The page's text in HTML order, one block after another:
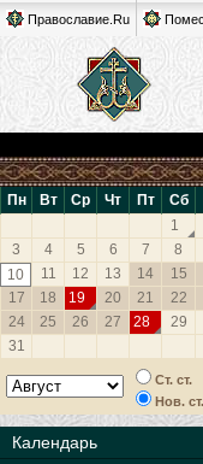
Православие.Ru
Пн Вт Ср Чт Пт Сб
1
3
4 5 6 7 8
10
11 12 13 14 15
17
18 19 20 21 22
24
25 26 27 28 29
31
Ст. ст.
Нов. ст.
Календарь